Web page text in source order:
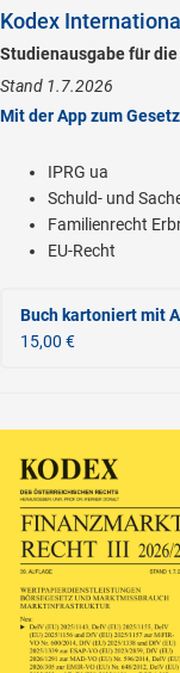
Kodex
Studienausgabe für die
Stand 1.7.2026
Mit der App zum Gesetz
IPRG ua
Schuld- und
Familienrecht
EU-Recht
Buch kartoniertmit
15,00 €